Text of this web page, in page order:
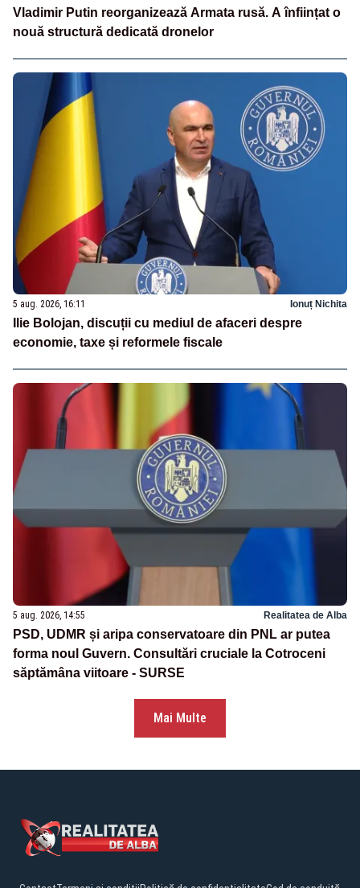
Vladimir Putin reorganizează Armata rusă. A înființat o
nouă structură dedicată dronelor
5 aug. 2026, 16:11 Ionuț Nichita
Ilie Bolojan, discuții cu mediul de afaceri despre
economie, taxe și reformele fiscale
5 aug. 2026, 14:55 Realitatea de Alba
PSD, UDMR și aripa conservatoare din PNL ar putea
forma noul Guvern. Consultări cruciale la Cotroceni
săptămâna viitoare - SURSE
Mai Multe